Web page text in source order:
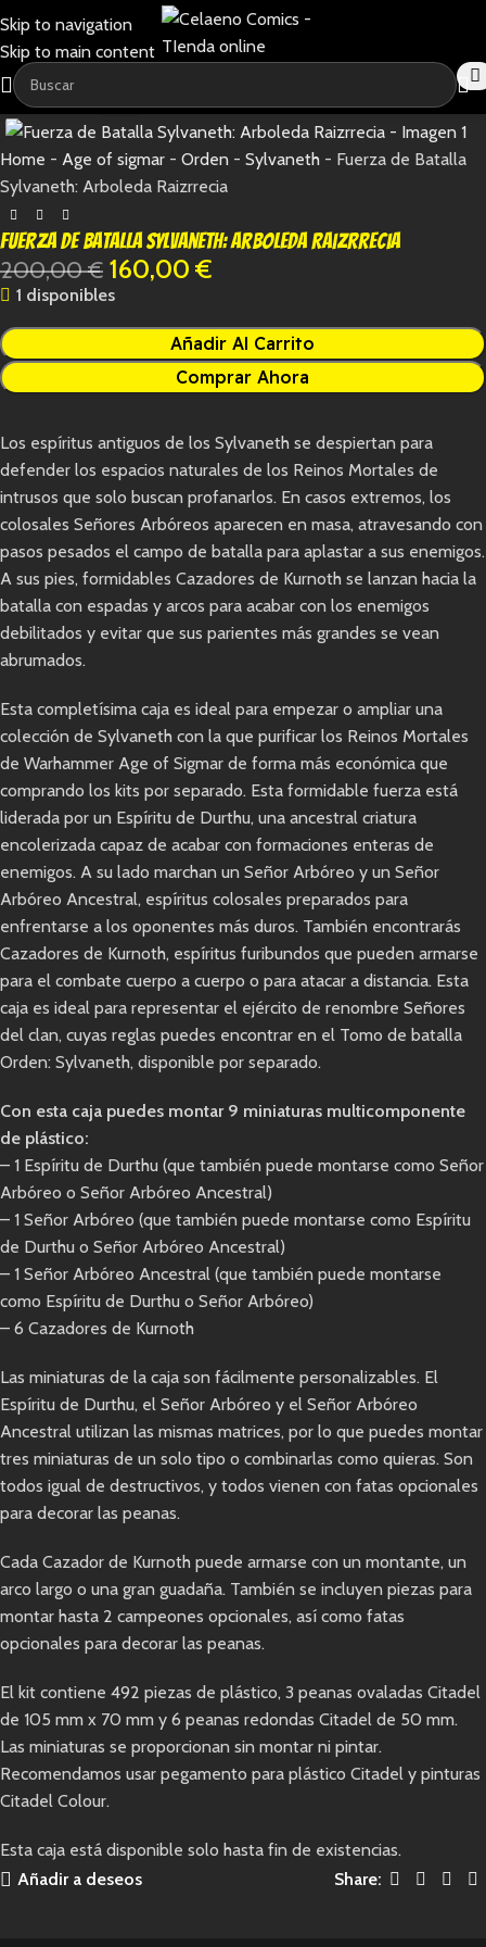
Skip to navigation
Skip to main content
-20%
Home - Age of sigmar - Orden - Sylvaneth - Fuerza de Batalla
Sylvaneth: Arboleda Raizrrecia
Fuerza de Batalla Sylvaneth: Arboleda Raizrrecia
200,00€ 160,00 €
1 disponibles
Añadir Al Carrito
Comprar Ahora
Los espíritus antiguos de los Sylvaneth se despiertan para
defender los espacios naturales de los Reinos Mortales de
intrusos que solo buscan profanarlos. En casos extremos, los
colosales Señores Arbóreos aparecen en masa, atravesando con
pasos pesados el campo de batalla para aplastar a sus enemigos.
A sus pies, formidables Cazadores de Kurnoth se lanzan hacia la
batalla con espadas y arcos para acabar con los enemigos
debilitados y evitar que sus parientes más grandes se vean
abrumados.
Esta completísima caja es ideal para empezar o ampliar una
colección de Sylvaneth con la que purificar los Reinos Mortales
de Warhammer Age of Sigmar de forma más económica que
comprando los kits por separado. Esta formidable fuerza está
liderada por un Espíritu de Durthu, una ancestral criatura
encolerizada capaz de acabar con formaciones enteras de
enemigos. A su lado marchan un Señor Arbóreo y un Señor
Arbóreo Ancestral, espíritus colosales preparados para
enfrentarse a los oponentes más duros. También encontrarás
Cazadores de Kurnoth, espíritus furibundos que pueden armarse
para el combate cuerpo a cuerpo o para atacar a distancia. Esta
caja es ideal para representar el ejército de renombre Señores
del clan, cuyas reglas puedes encontrar en el Tomo de batalla
Orden: Sylvaneth, disponible por separado.
Con esta caja puedes montar 9 miniaturas multicomponente
de plástico:
– 1 Espíritu de Durthu (que también puede montarse como Señor
Arbóreo o Señor Arbóreo Ancestral)
– 1 Señor Arbóreo (que también puede montarse como Espíritu
de Durthu o Señor Arbóreo Ancestral)
– 1 Señor Arbóreo Ancestral (que también puede montarse
como Espíritu de Durthu o Señor Arbóreo)
– 6 Cazadores de Kurnoth
Las miniaturas de la caja son fácilmente personalizables. El
Espíritu de Durthu, el Señor Arbóreo y el Señor Arbóreo
Ancestral utilizan las mismas matrices, por lo que puedes montar
tres miniaturas de un solo tipo o combinarlas como quieras. Son
todos igual de destructivos, y todos vienen con fatas opcionales
para decorar las peanas.
Cada Cazador de Kurnoth puede armarse con un montante, un
arco largo o una gran guadaña. También se incluyen piezas para
montar hasta 2 campeones opcionales, así como fatas
opcionales para decorar las peanas.
El kit contiene 492 piezas de plástico, 3 peanas ovaladas Citadel
de 105 mm x 70 mm y 6 peanas redondas Citadel de 50 mm.
Las miniaturas se proporcionan sin montar ni pintar.
Recomendamos usar pegamento para plástico Citadel y pinturas
Citadel Colour.
Esta caja está disponible solo hasta fin de existencias.
Añadir a deseos
Share: